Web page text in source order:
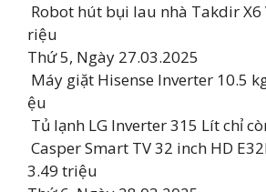
Robot hút bụi lau nhà Takdir X6
riệu
Thứ 5, Ngày 27.03.2025
Máy giặt Hisense Inverter 10.5
ệu
Tủ lạnh LG Inverter 315 Lít chỉ
Casper Smart TV 32 inch HD
3.49 triệu